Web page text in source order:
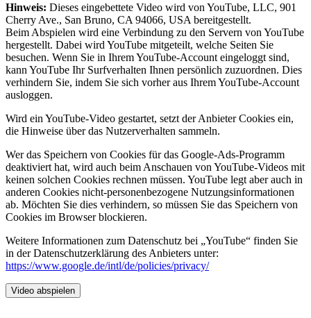
Hinweis: Dieses eingebettete Video wird von YouTube, LLC, 901
Cherry Ave., San Bruno, CA 94066, USA bereitgestellt.
Beim Abspielen wird eine Verbindung zu den Servern von YouTube
hergestellt. Dabei wird YouTube mitgeteilt, welche Seiten Sie
besuchen. Wenn Sie in Ihrem YouTube-Account eingeloggt sind,
kann YouTube Ihr Surfverhalten Ihnen persönlich zuzuordnen. Dies
verhindern Sie, indem Sie sich vorher aus Ihrem YouTube-Account
ausloggen.
Wird ein YouTube-Video gestartet, setzt der Anbieter Cookies ein,
die Hinweise über das Nutzerverhalten sammeln.
Wer das Speichern von Cookies für das Google-Ads-Programm
deaktiviert hat, wird auch beim Anschauen von YouTube-Videos mit
keinen solchen Cookies rechnen müssen. YouTube legt aber auch in
anderen Cookies nicht-personenbezogene Nutzungsinformationen
ab. Möchten Sie dies verhindern, so müssen Sie das Speichern von
Cookies im Browser blockieren.
Weitere Informationen zum Datenschutz bei „YouTube“ finden Sie
in der Datenschutzerklärung des Anbieters unter:
https://www.google.de/intl/de/policies/privacy/
Video abspielen